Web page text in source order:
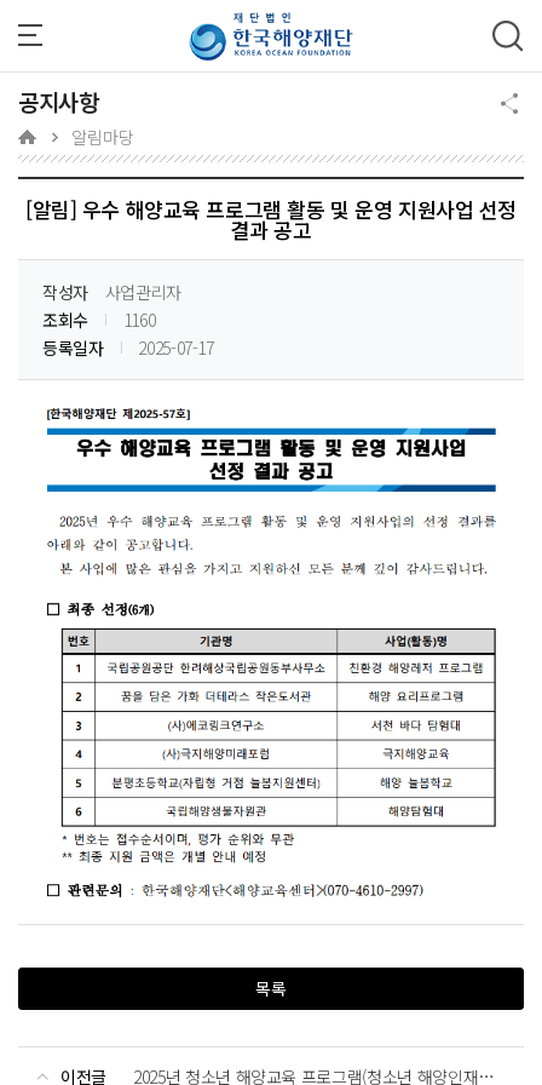
본문 바로가기
주메뉴 바로가기
하단 바로가기
공지사항
알림마당
[알림] 우수 해양교육 프로그램 활동 및 운영 지원사업 선정
결과 공고
작성자
사업관리자
조회수
1160
등록일자
2025-07-17
목록
이전글 2025년 청소년 해양교육 프로그램(청소년 해양인재학교) 참가자 선정 결과 공고